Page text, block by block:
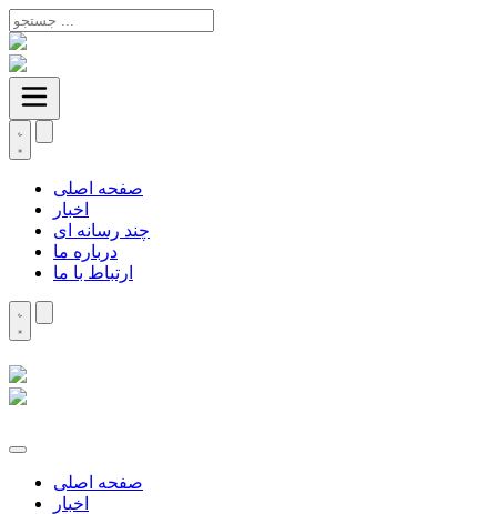
صفحه اصلی
اخبار
چند رسانه ای
درباره ما
ارتباط با ما
صفحه اصلی
اخبار